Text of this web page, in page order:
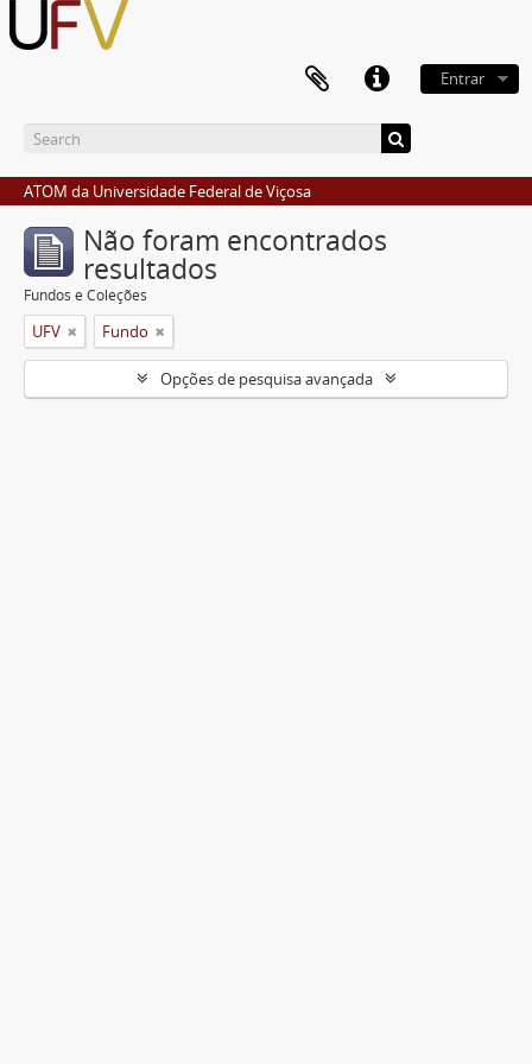
Entrar
ATOM da Universidade Federal de Viçosa
Não foram encontrados
resultados
Fundos e Coleções
UFV Fundo
Opções de pesquisa avançada